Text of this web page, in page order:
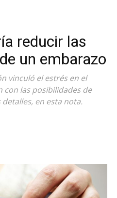
reducir las
un embarazo
vinculó el estrés en el
con las posibilidades de
en esta nota.